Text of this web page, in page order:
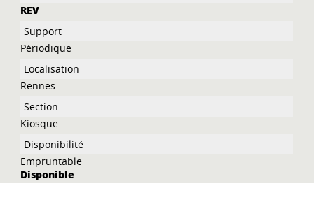
REV
Périodique
Rennes
Kiosque
Empruntable
Disponible